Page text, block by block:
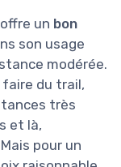
un bon
son usage
modérée.
faire du trail,
très
et là,
pour un